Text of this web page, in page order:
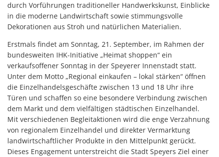
durch Vorführungen traditioneller Handwerkskunst, Einblicke
in die moderne Landwirtschaft sowie stimmungsvolle
Dekorationen aus Stroh und natürlichen Materialien.
Erstmals findet am Sonntag, 21. September, im Rahmen der
bundesweiten IHK-Initiative „Heimat shoppen“ ein
verkaufsoffener Sonntag in der Speyerer Innenstadt statt.
Unter dem Motto „Regional einkaufen – lokal stärken“ öffnen
die Einzelhandelsgeschäfte zwischen 13 und 18 Uhr ihre
Türen und schaffen so eine besondere Verbindung zwischen
dem Markt und dem vielfältigen städtischen Einzelhandel.
Mit verschiedenen Begleitaktionen wird die enge Verzahnung
von regionalem Einzelhandel und direkter Vermarktung
landwirtschaftlicher Produkte in den Mittelpunkt gerückt.
Dieses Engagement unterstreicht die Stadt Speyers Ziel einer